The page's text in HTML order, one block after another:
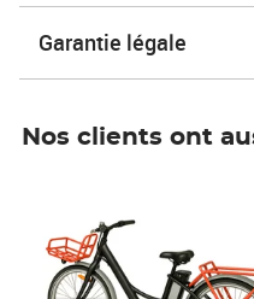
Garantie légale
Nos clients ont